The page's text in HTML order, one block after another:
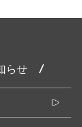
らせ